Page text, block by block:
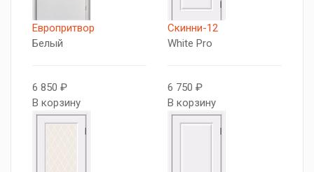
Европритвор
Белый
6 850 ₽
В корзину
Скинни-12
White Pro
6 750 ₽
В корзину